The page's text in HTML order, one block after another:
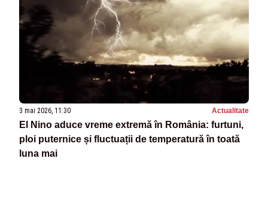
3 mai 2026, 11:30 Actualitate
El Nino aduce vreme extremă în România: furtuni,
ploi puternice și fluctuații de temperatură în toată
luna mai